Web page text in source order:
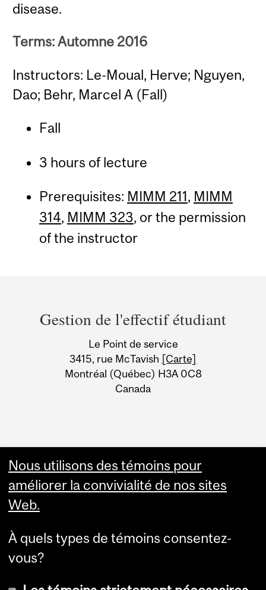
disease.
Terms: Automne 2016
Instructors: Le-Moual, Herve; Nguyen,
Dao; Behr, Marcel A (Fall)
Fall
3 hours of lecture
Prerequisites: MIMM 211, MIMM
314, MIMM 323, or the permission
of the instructor
and
University
Information
Gestion de l'effectif étudiant
Le Point de service
3415, rue McTavish [Carte]
Montréal (Québec) H3A 0C8
Canada
Nous utilisons des témoins pour
améliorer la convivialité de nos sites
Web.
À quels types de témoins consentez-
vous?